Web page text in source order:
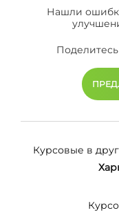
Нашли
Курсовые в